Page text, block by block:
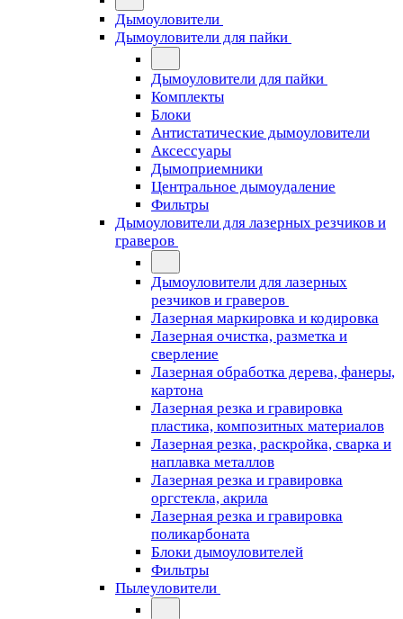
Дымоуловители
Дымоуловители для пайки
Дымоуловители для пайки
Комплекты
Блоки
Антистатические дымоуловители
Аксессуары
Дымоприемники
Центральное дымоудаление
Фильтры
Дымоуловители для лазерных резчиков и
граверов
Дымоуловители для лазерных
резчиков и граверов
Лазерная маркировка и кодировка
Лазерная очистка, разметка и
сверление
Лазерная обработка дерева, фанеры,
картона
Лазерная резка и гравировка
пластика, композитных материалов
Лазерная резка, раскройка, сварка и
наплавка металлов
Лазерная резка и гравировка
оргстекла, акрила
Лазерная резка и гравировка
поликарбоната
Блоки дымоуловителей
Фильтры
Пылеуловители